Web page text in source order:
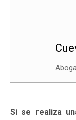
Si se realiza